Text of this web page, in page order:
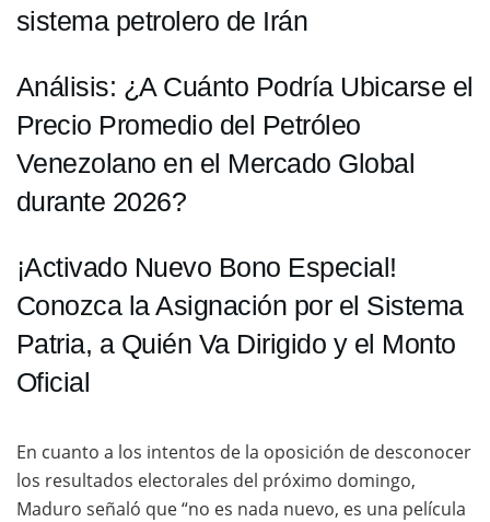
sistema petrolero de Irán
Análisis: ¿A Cuánto Podría Ubicarse el
Precio Promedio del Petróleo
Venezolano en el Mercado Global
durante 2026?
¡Activado Nuevo Bono Especial!
Conozca la Asignación por el Sistema
Patria, a Quién Va Dirigido y el Monto
Oficial
En cuanto a los intentos de la oposición de desconocer
los resultados electorales del próximo domingo,
Maduro señaló que “no es nada nuevo, es una película